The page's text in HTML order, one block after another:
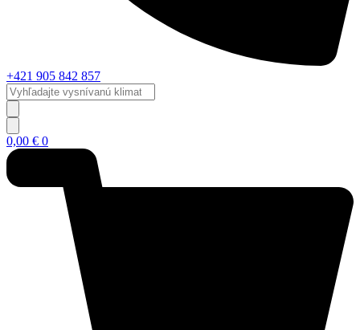
+421 905 842 857
Vyhľadajte
vysnívanú
klimatizáciu...
0,00 € 0